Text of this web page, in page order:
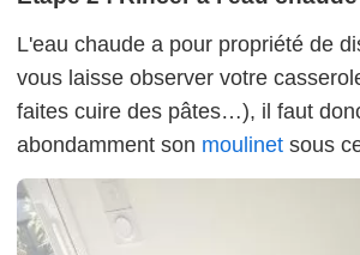
L'eau chaude a pour propriété de
vous laisse observer votre
faites cuire des pâtes…), il faut
abondamment son moulinet sous